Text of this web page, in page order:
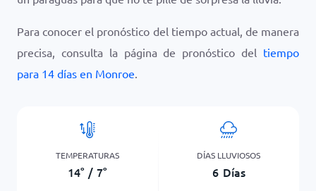
Para conocer el pronóstico del tiempo actual, de manera
precisa, consulta la página de pronóstico del tiempo
para 14 días en Monroe.
TEMPERATURAS
14° / 7°
DÍAS LLUVIOSOS
6 Días